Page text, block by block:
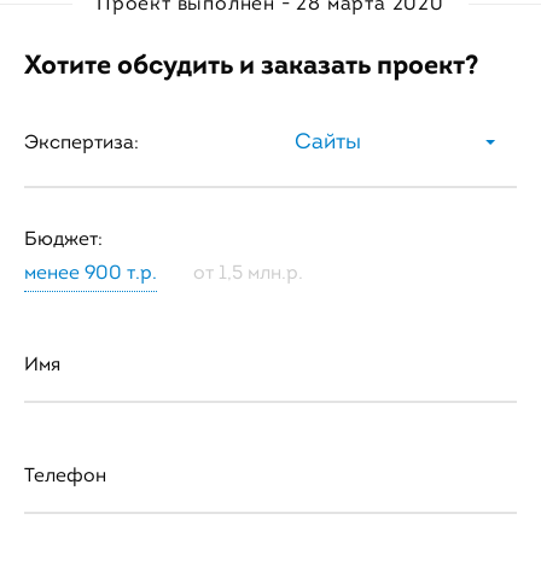
Хотите обсудить и заказать проект?
Экспертиза: Сайты
Бюджет:
менее 900 т.р.
от 1,5 млн.р.
Имя
Телефон